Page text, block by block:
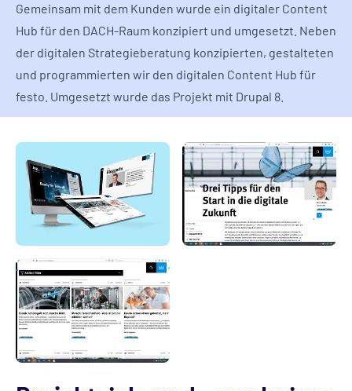
Gemeinsam mit dem Kunden wurde ein digitaler Content
Hub für den DACH-Raum konzipiert und umgesetzt. Neben
der digitalen Strategieberatung konzipierten, gestalteten
und programmierten wir den digitalen Content Hub für
festo. Umgesetzt wurde das Projekt mit Drupal 8.